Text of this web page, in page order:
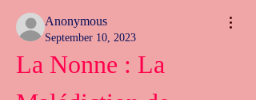
Anonymous
September 10, 2023
La Nonne : La